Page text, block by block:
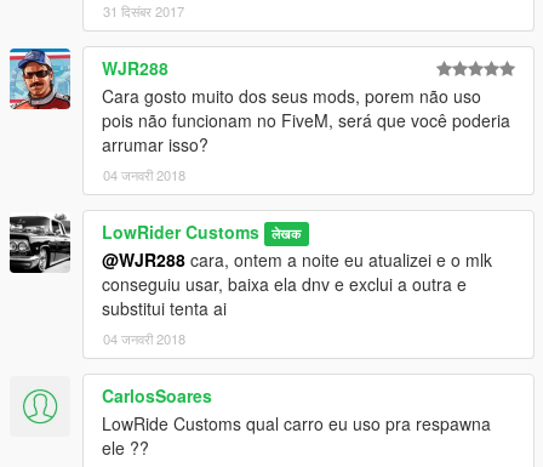
31 दिसंबर 2017
WJR288
Cara gosto muito dos seus mods, porem não uso
pois não funcionam no FiveM, será que você poderia
arrumar isso?
04 जनवरी 2018
LowRider Customs लेखक
@WJR288 cara, ontem a noite eu atualizei e o mlk
conseguiu usar, baixa ela dnv e exclui a outra e
substitui tenta ai
04 जनवरी 2018
CarlosSoares
LowRide Customs qual carro eu uso pra respawna
ele ??